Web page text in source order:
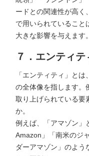
ードとの関連性が高く
で用いられていること
大きな影響を与えます。
７．エンティ
「エンティティ」と
の全体像を指します。
取り上げられている要
か。
例えば、「アマゾン」
Amazon」「南米のジ
ダーアマゾン」のよ